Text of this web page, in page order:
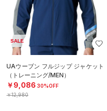
SALE
UAウーブン フルジップ ジャケット
（トレーニング/MEN）
￥9,086 30%OFF
￥12,980